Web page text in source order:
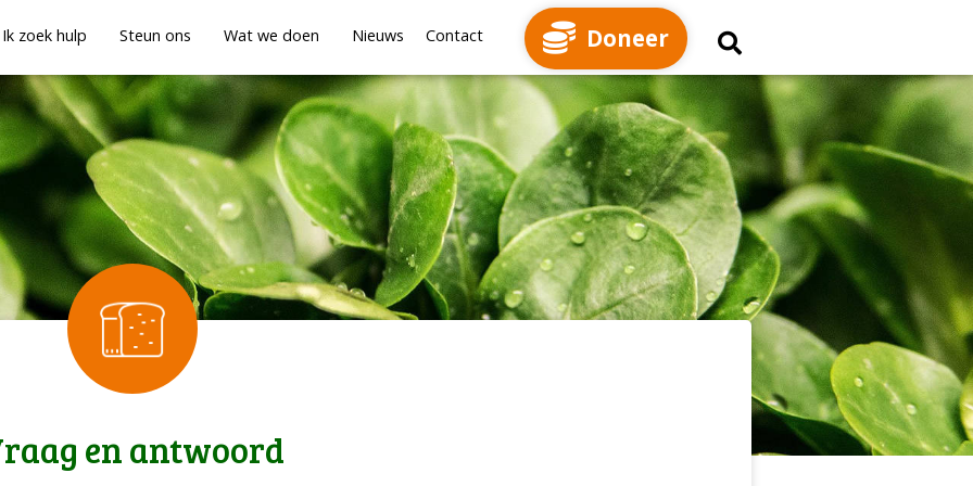
Ik zoek hulp Steun ons Wat we doen Nieuws Contact Doneer
en antwoord